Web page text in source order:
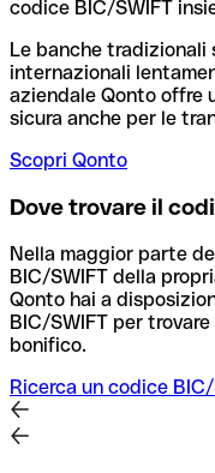
codice BIC/SWIFT
Le banche tradizionali
internazionali
aziendale Qonto offre
sicura anche per le
Scopri Qonto
Dove trovare il
Nella maggior parte
BIC/SWIFT della
Qonto hai a
BIC/SWIFT per
bonifico.
Ricerca un codice